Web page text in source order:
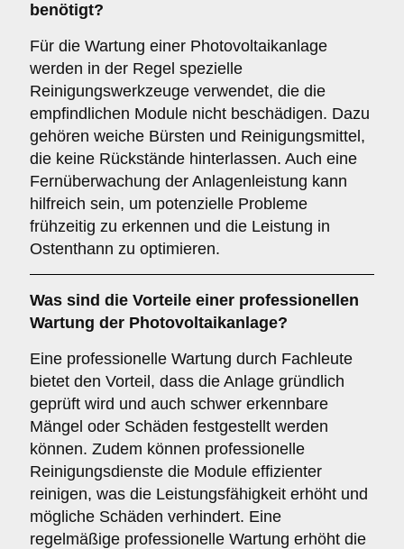
benötigt?
Für die Wartung einer Photovoltaikanlage
werden in der Regel spezielle
Reinigungswerkzeuge verwendet, die die
empfindlichen Module nicht beschädigen. Dazu
gehören weiche Bürsten und Reinigungsmittel,
die keine Rückstände hinterlassen. Auch eine
Fernüberwachung der Anlagenleistung kann
hilfreich sein, um potenzielle Probleme
frühzeitig zu erkennen und die Leistung in
Ostenthann zu optimieren.
Was sind die Vorteile einer professionellen
Wartung der Photovoltaikanlage?
Eine professionelle Wartung durch Fachleute
bietet den Vorteil, dass die Anlage gründlich
geprüft wird und auch schwer erkennbare
Mängel oder Schäden festgestellt werden
können. Zudem können professionelle
Reinigungsdienste die Module effizienter
reinigen, was die Leistungsfähigkeit erhöht und
mögliche Schäden verhindert. Eine
regelmäßige professionelle Wartung erhöht die